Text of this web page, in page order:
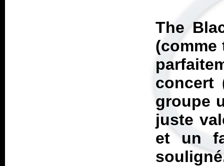
The
concert
groupe
juste
et un